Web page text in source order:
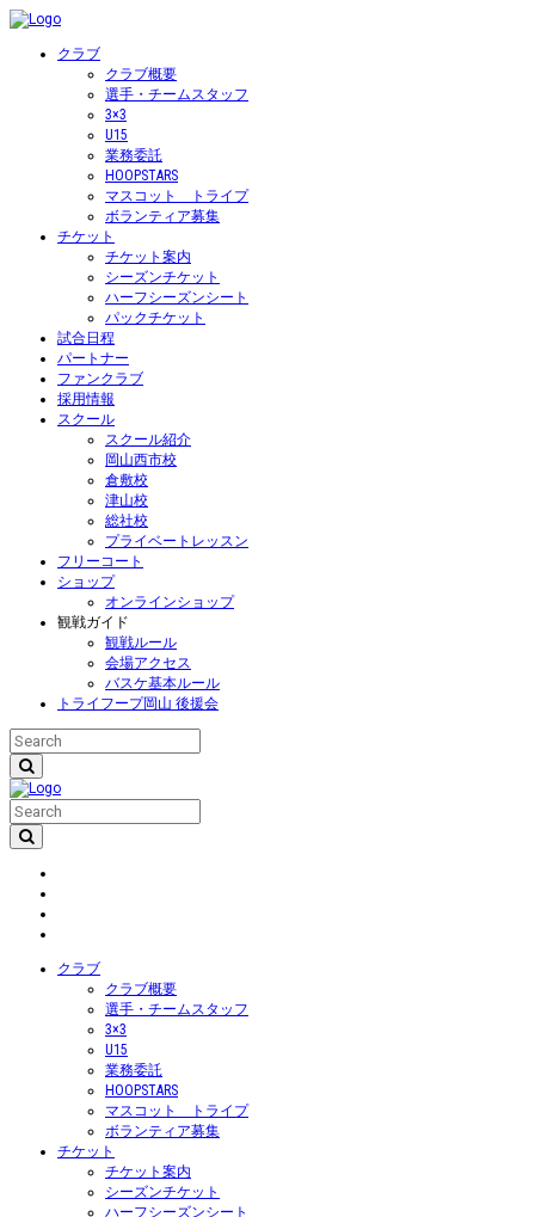
クラブ
クラブ概要
選手・チームスタッフ
3×3
U15
業務委託
HOOPSTARS
マスコット トライプ
ボランティア募集
チケット
チケット案内
シーズンチケット
ハーフシーズンシート
パックチケット
試合日程
パートナー
ファンクラブ
採用情報
スクール
スクール紹介
岡山西市校
倉敷校
津山校
総社校
プライベートレッスン
フリーコート
ショップ
オンラインショップ
観戦ガイド
観戦ルール
会場アクセス
バスケ基本ルール
トライフープ岡山 後援会
クラブ
クラブ概要
選手・チームスタッフ
3×3
U15
業務委託
HOOPSTARS
マスコット トライプ
ボランティア募集
チケット
チケット案内
シーズンチケット
ハーフシーズンシート